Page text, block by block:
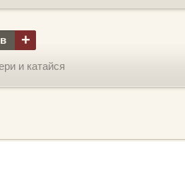
+
и катайся